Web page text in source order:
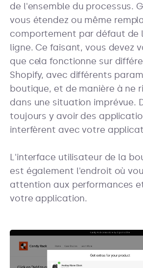
de l'ensemble du processus.
vous étendez ou même
comportement par défaut de
ligne. Ce faisant, vous devez
que cela fonctionne sur
Shopify, avec différents
boutique, et de manière à ne
dans une situation imprévue.
toujours y avoir des
interfèrent avec votre
L'interface utilisateur de la
est également l'endroit où
attention aux performances
votre application.